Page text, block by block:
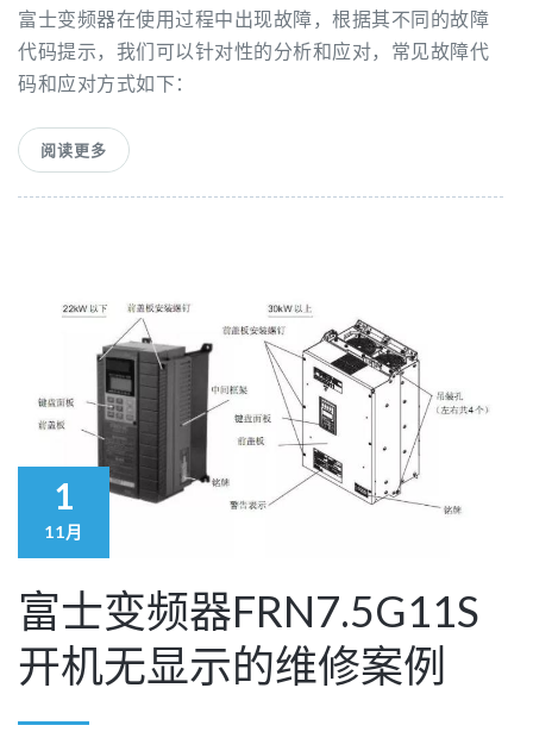
富士变频器在使用过程中出现故障，根据其不同的故障
代码提示，我们可以针对性的分析和应对，常见故障代
码和应对方式如下：
阅读更多
1
11月
富士变频器FRN7.5G11S
开机无显示的维修案例